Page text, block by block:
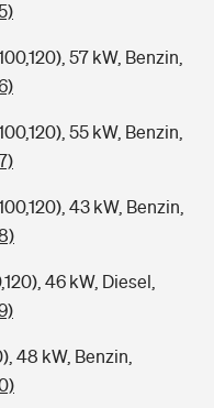
57 kW, Benzin,
55 kW, Benzin,
43 kW, Benzin,
46 kW, Diesel,
48 kW, Benzin,